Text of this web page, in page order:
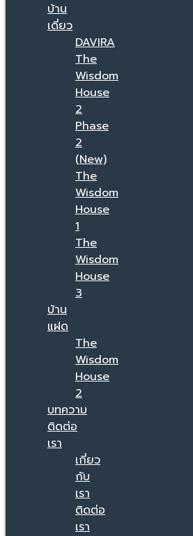
บ้าน
เดี่ยว
DAVIRA
The
Wisdom
House
2
Phase
2
(New)
The
Wisdom
House
1
The
Wisdom
House
3
บ้าน
แฝด
The
Wisdom
House
2
บทความ
ติดต่อ
เรา
เกี่ยว
กับ
เรา
ติดต่อ
เรา